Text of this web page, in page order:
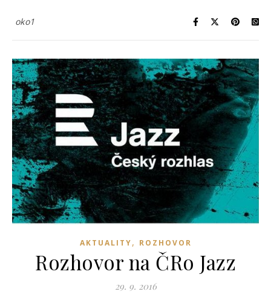
oko1
AKTUALITY, ROZHOVOR
Rozhovor na ČRo Jazz
29. 9. 2016